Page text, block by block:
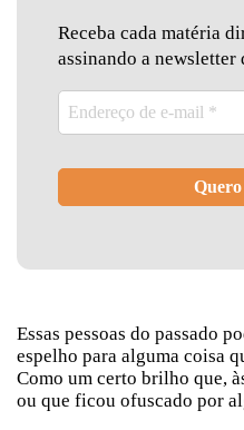
Receba cada matéria
assinando a newsletter
Essas pessoas do passado
espelho para alguma coisa
Como um certo brilho que,
ou que ficou ofuscado por